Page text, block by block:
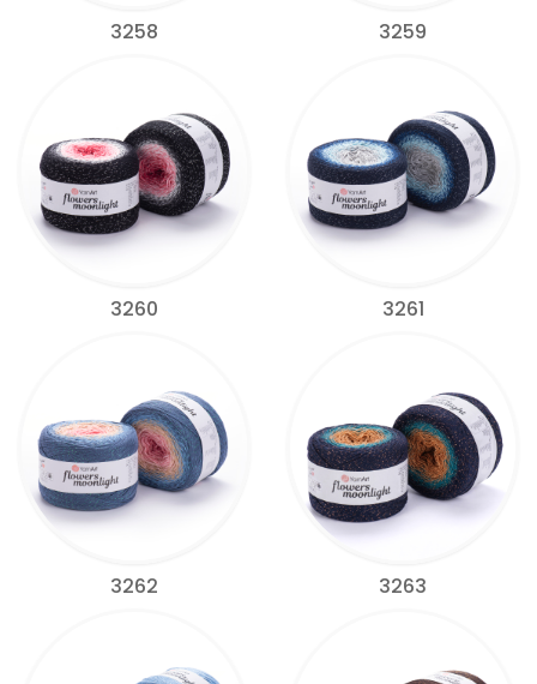
3258 3259
3260 3261
3262 3263